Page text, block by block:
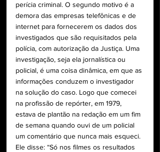
perícia criminal. O segundo motivo é a
demora das empresas telefônicas e de
internet para fornecerem os dados dos
investigados que são requisitados pela
polícia, com autorização da Justiça. Uma
investigação, seja ela jornalística ou
policial, é uma coisa dinâmica, em que as
informações conduzem o investigador
na solução do caso. Logo que comecei
na profissão de repórter, em 1979,
estava de plantão na redação em um fim
de semana quando ouvi de um policial
um comentário que nunca mais esqueci.
Ele disse: “Só nos filmes os resultados